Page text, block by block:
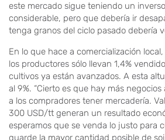
este mercado sigue teniendo un
considerable, pero que debería ir
tenga granos del ciclo pasado debería
En lo que hace a comercialización
los productores sólo llevan 1,4%
cultivos ya están avanzados. A esta
al 9%. “Cierto es que hay más
a los compradores tener mercadería.
300 USD/tt generan un resultado
esperamos que se venda lo justo para
guarde la mayor cantidad posible de